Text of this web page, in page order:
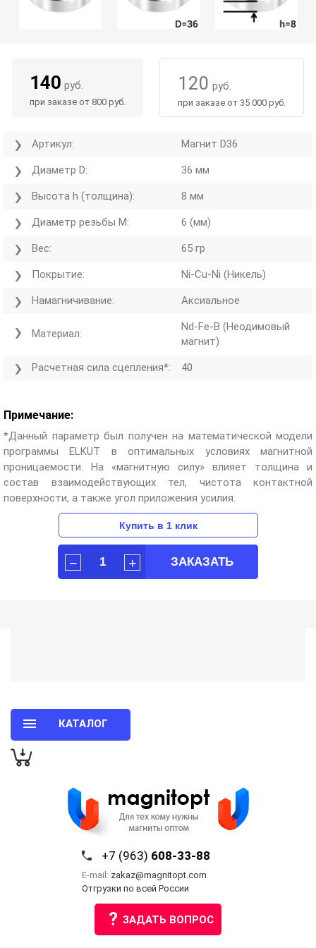
140 руб.
при заказе от 800 руб.
120 руб.
при заказе от 35 000 руб.
Артикул: Магнит D36
Диаметр D: 36 мм
Высота h (толщина): 8 мм
Диаметр резьбы M: 6 (мм)
Вес: 65 гр
Покрытие: Ni-Cu-Ni (Никель)
Намагничивание: Аксиальное
Материал:
Nd-Fe-B (Неодимовый
магнит)
Расчетная сила сцепления*: 40
Примечание:
*Данный параметр был получен на математической модели
программы ELKUT в оптимальных условиях магнитной
проницаемости. На «магнитную силу» влияет толщина и
состав взаимодействующих тел, чистота контактной
поверхности, а также угол приложения усилия.
КАТАЛОГ
+7 (963) 608-33-88
E-mail: zakaz@magnitopt.com
Отгрузки по всей России
? ЗАДАТЬ ВОПРОС